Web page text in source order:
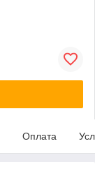
Оплата